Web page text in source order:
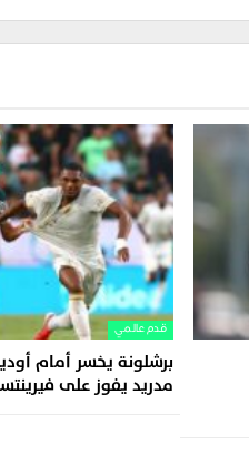
قدم عالمي
برشلونة يخسر أمام
مدريد يفوز على